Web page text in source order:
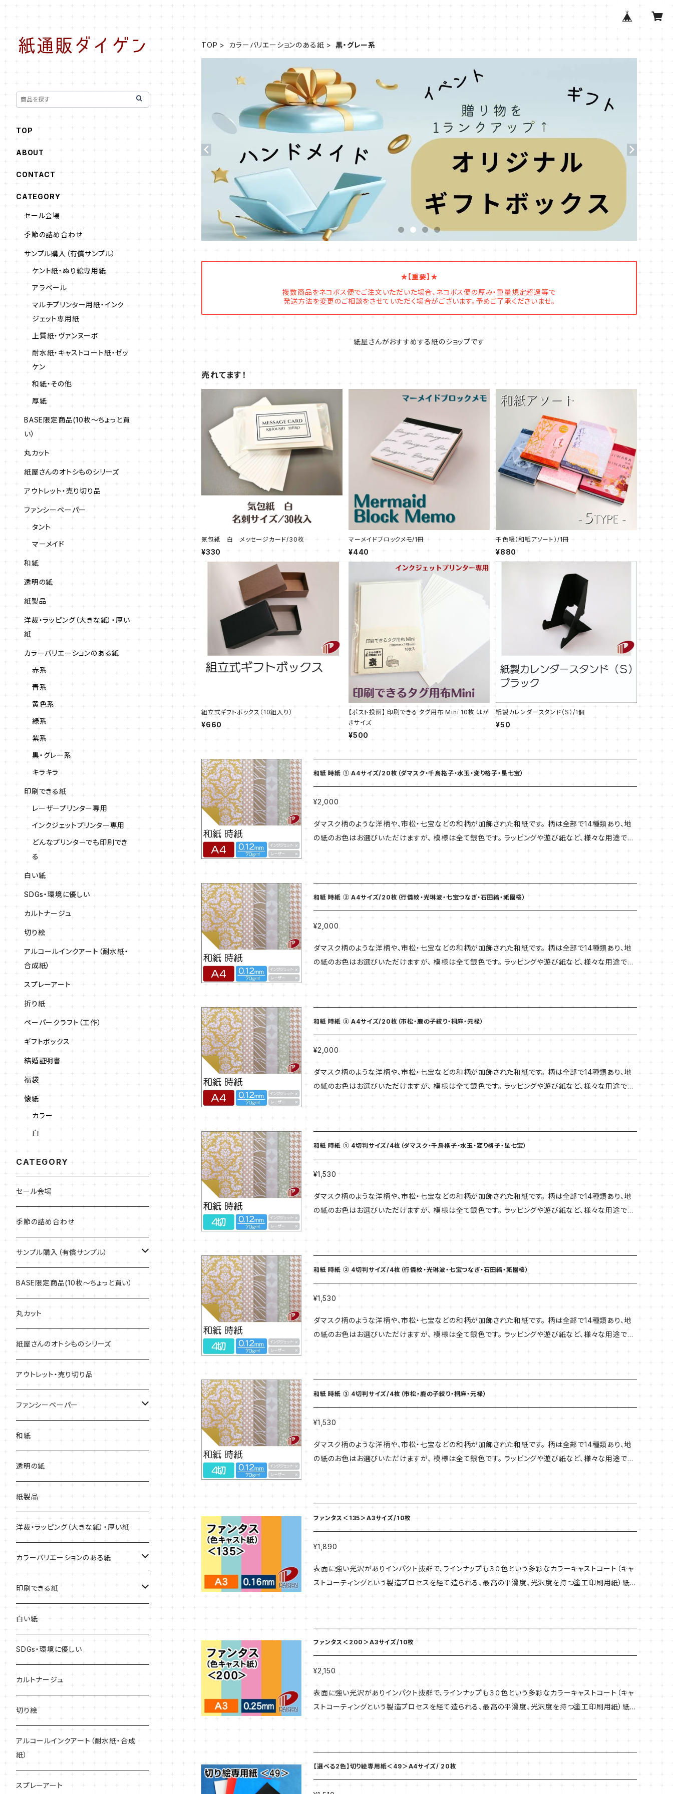
TOP カラーバリエーションのある紙 黒・グレー系
★【重要】★
複数商品をネコポス便でご注文いただいた場合、ネコポス便の厚み・重量規定超過等で
発送方法を変更のご相談をさせていただく場合がございます。予めご了承くださいませ。
紙屋さんがおすすめする紙のショップです
売れてます！
気包紙 白 メッセージカード/30枚
¥330
マーメイドブロックメモ/1冊
¥440
千色綴（和紙アソート）/1冊
¥880
組立式ギフトボックス（10組入り）
¥660
【ポスト投函】 印刷できる タグ用布 Mini 10枚 はが
きサイズ
¥500
紙製カレンダースタンド（Ｓ）/1個
¥50
和紙 時紙 ① A4サイズ/20枚（ダマスク・千鳥格子・水玉・変り格子・星七宝）
¥2,000
ダマスク柄のような洋柄や、市松・七宝などの和柄が加飾された和紙です。 柄は全部で14種類あり、地
の紙のお色はお選びいただけますが、 模様は全て銀色です。 ラッピングや遊び紙など、様々な用途でお
70g/㎡ サイズ A4 （210×297） 20枚入
和紙 時紙 ② A4サイズ/20枚（行儀紋・光琳波・七宝つなぎ・石田縞・祇園桜）
¥2,000
ダマスク柄のような洋柄や、市松・七宝などの和柄が加飾された和紙です。 柄は全部で14種類あり、地
の紙のお色はお選びいただけますが、 模様は全て銀色です。 ラッピングや遊び紙など、様々な用途でお
使いいただけます。 ★こちらの商品はご注文より3〜5営業日程お時間を頂きます ※お願い※ ネコポス
70g/㎡ サイズ A4 （210×297） 20枚入
和紙 時紙 ③ A4サイズ/20枚（市松・鹿の子絞り・桐麻・元禄）
¥2,000
ダマスク柄のような洋柄や、市松・七宝などの和柄が加飾された和紙です。 柄は全部で14種類あり、地
の紙のお色はお選びいただけますが、 模様は全て銀色です。 ラッピングや遊び紙など、様々な用途でお
の際は発送についてお問い合わせくださいませ。 【商品番号027350】 【商品説明】 厚さ B 0.12mm
70g/㎡ サイズ A4 （210×297） 20枚入
和紙 時紙 ① 4切判サイズ/4枚（ダマスク・千鳥格子・水玉・変り格子・星七宝）
¥1,530
ダマスク柄のような洋柄や、市松・七宝などの和柄が加飾された和紙です。 柄は全部で14種類あり、地
の紙のお色はお選びいただけますが、 模様は全て銀色です。 ラッピングや遊び紙など、様々な用途でお
和紙 時紙 ② 4切判サイズ/4枚（行儀紋・光琳波・七宝つなぎ・石田縞・祇園桜）
¥1,530
ダマスク柄のような洋柄や、市松・七宝などの和柄が加飾された和紙です。 柄は全部で14種類あり、地
の紙のお色はお選びいただけますが、 模様は全て銀色です。 ラッピングや遊び紙など、様々な用途でお
和紙 時紙 ③ 4切判サイズ/4枚（市松・鹿の子絞り・桐麻・元禄）
¥1,530
ダマスク柄のような洋柄や、市松・七宝などの和柄が加飾された和紙です。 柄は全部で14種類あり、地
の紙のお色はお選びいただけますが、 模様は全て銀色です。 ラッピングや遊び紙など、様々な用途でお
使いいただけます。 ★こちらの商品はご注文より3〜5営業日程お時間を頂きます 【商品番号027353】
ファンタス＜135＞A3サイズ/10枚
¥1,890
表面に強い光沢がありインパクト抜群で、ラインナップも３０色という多彩なカラーキャストコート（キャ
ストコーティングという製造プロセスを経て造られる、最高の平滑度、光沢度を持つ塗工印刷用紙）紙で
入
ファンタス＜200＞A3サイズ/10枚
¥2,150
表面に強い光沢がありインパクト抜群で、ラインナップも３０色という多彩なカラーキャストコート（キャ
ストコーティングという製造プロセスを経て造られる、最高の平滑度、光沢度を持つ塗工印刷用紙）紙で
す。 表はムラのない鏡面光沢と鮮やかな色調で、裏は白色無地のさらっとした上質系です。 スプレーア
入
【選べる2色】切り絵専用紙＜49＞A4サイズ/ 20枚
TOP
ABOUT
CONTACT
CATEGORY
セール会場
季節の詰め合わせ
サンプル購入（有償サンプル）
ケント紙・ぬり絵専用紙
アラベール
マルチプリンター用紙・インク
ジェット専用紙
上質紙・ヴァンヌーボ
耐水紙・キャストコート紙・ゼッ
ケン
和紙・その他
厚紙
BASE限定商品(10枚～ちょっと買
い）
丸カット
紙屋さんのオトシものシリーズ
アウトレット・売り切り品
ファンシーペーパー
タント
マーメイド
和紙
透明の紙
紙製品
洋裁・ラッピング（大きな紙）・厚い
紙
カラーバリエーションのある紙
赤系
青系
黄色系
緑系
紫系
黒・グレー系
キラキラ
印刷できる紙
レーザープリンター専用
インクジェットプリンター専用
どんなプリンターでも印刷でき
る
白い紙
SDGs・環境に優しい
カルトナージュ
切り絵
アルコールインクアート（耐水紙・
合成紙）
スプレーアート
折り紙
ペーパークラフト（工作）
ギフトボックス
結婚証明書
福袋
懐紙
カラー
白
CATEGORY
セール会場
季節の詰め合わせ
サンプル購入（有償サンプル）
ケント紙・ぬり絵専用紙
アラベール
マルチプリンター用紙・インクジェット専
用紙
上質紙・ヴァンヌーボ
耐水紙・キャストコート紙・ゼッケン
和紙・その他
厚紙
BASE限定商品(10枚～ちょっと買い）
丸カット
紙屋さんのオトシものシリーズ
アウトレット・売り切り品
ファンシーペーパー
タント
マーメイド
和紙
透明の紙
紙製品
洋裁・ラッピング（大きな紙）・厚い紙
カラーバリエーションのある紙
赤系
青系
黄色系
緑系
紫系
黒・グレー系
キラキラ
印刷できる紙
レーザープリンター専用
インクジェットプリンター専用
どんなプリンターでも印刷できる
白い紙
SDGs・環境に優しい
カルトナージュ
切り絵
アルコールインクアート（耐水紙・合成
紙）
スプレーアート